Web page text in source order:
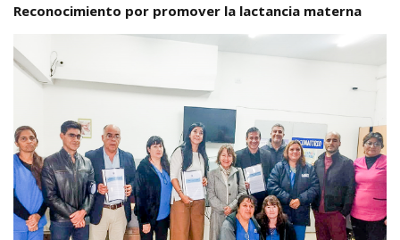
Reconocimiento por promover la lactancia materna